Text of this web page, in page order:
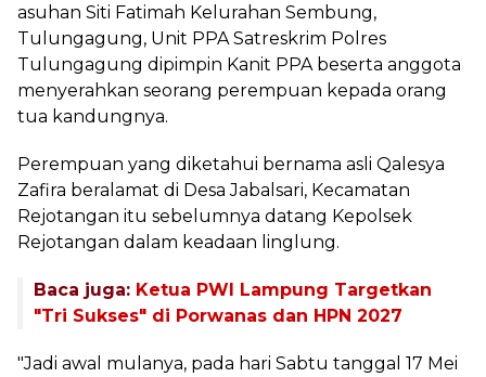
asuhan Siti Fatimah Kelurahan Sembung,
Tulungagung, Unit PPA Satreskrim Polres
Tulungagung dipimpin Kanit PPA beserta anggota
menyerahkan seorang perempuan kepada orang
tua kandungnya.
Perempuan yang diketahui bernama asli Qalesya
Zafira beralamat di Desa Jabalsari, Kecamatan
Rejotangan itu sebelumnya datang Kepolsek
Rejotangan dalam keadaan linglung.
Baca juga: Ketua PWI Lampung Targetkan
"Tri Sukses" di Porwanas dan HPN 2027
"Jadi awal mulanya, pada hari Sabtu tanggal 17 Mei